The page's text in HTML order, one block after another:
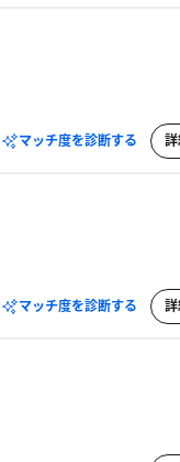
マッチ度を診断する
マッチ度を診断する